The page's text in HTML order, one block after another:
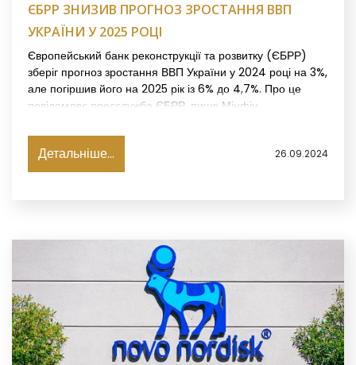
ЄБРР ЗНИЗИВ ПРОГНОЗ ЗРОСТАННЯ ВВП
УКРАЇНИ У 2025 РОЦІ
Європейський банк реконструкції та розвитку (ЄБРР)
зберіг прогноз зростання ВВП України у 2024 році на 3%,
але погіршив його на 2025 рік із 6% до 4,7%. Про це
повідомляє пресслужба ЄБРР, пише Мінфін.
Детальніше... 26.09.2024